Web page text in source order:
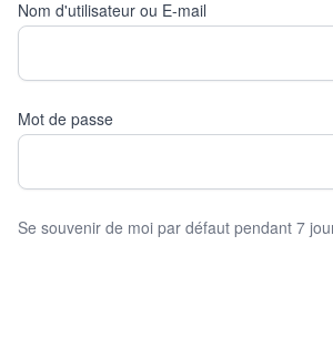
Nom d'utilisateur ou E-mail
Mot de passe
Se souvenir de moi par défaut pendant 7